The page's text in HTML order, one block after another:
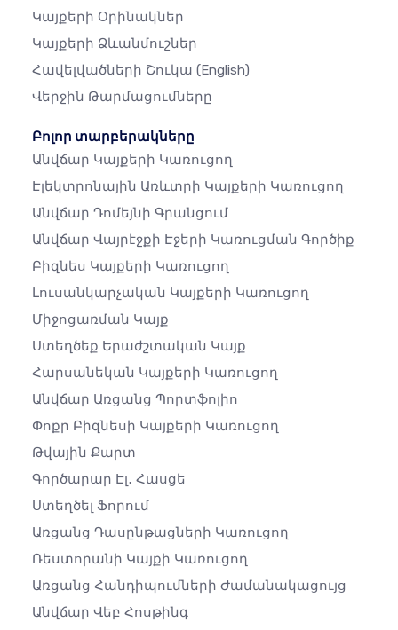
Կայքերի Օրինակներ
Կայքերի Ձևանմուշներ
Հավելվածների Շուկա (English)
Վերջին Թարմացումները
Բոլոր տարբերակները
Անվճար Կայքերի Կառուցող
Էլեկտրոնային Առևտրի Կայքերի Կառուցող
Անվճար Դոմեյնի Գրանցում
Անվճար Վայրէջքի Էջերի Կառուցման Գործիք
Բիզնես Կայքերի Կառուցող
Լուսանկարչական Կայքերի Կառուցող
Միջոցառման Կայք
Ստեղծեք Երաժշտական ​​կայք
Հարսանեկան Կայքերի Կառուցող
Անվճար Առցանց Պորտֆոլիո
Փոքր Բիզնեսի Կայքերի Կառուցող
Թվային Քարտ
Գործարար Էլ․ Հասցե
Ստեղծել Ֆորում
Առցանց Դասընթացների Կառուցող
Ռեստորանի Կայքի Կառուցող
Առցանց Հանդիպումների Ժամանակացույց
Անվճար Վեբ Հոսթինգ